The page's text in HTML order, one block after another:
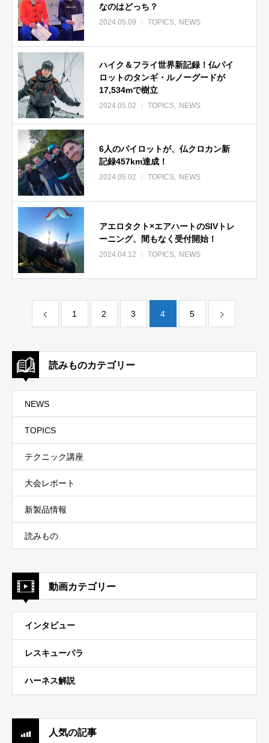
なのはどっち？
2024.05.09 TOPICS NEWS
ハイク＆フライ世界新記録！仏パイ
ロットのタンギ・ルノーグードが
17,534mで樹立
2024.05.02 TOPICS NEWS
6人のパイロットが、仏クロカン新
記録457km達成！
2024.05.02 TOPICS NEWS
アエロタクト×エアハートのSIVトレ
ーニング、間もなく受付開始！
2024.04.12 TOPICS NEWS
1 2 3 4 5
読みものカテゴリー
NEWS
TOPICS
テクニック講座
大会レポート
新製品情報
読みもの
動画カテゴリー
インタビュー
レスキューパラ
ハーネス解説
人気の記事